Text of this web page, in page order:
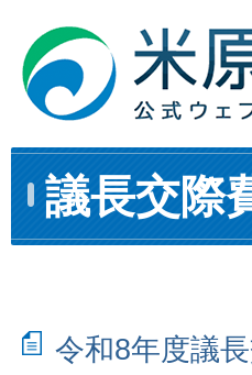
議長交際
令和8年度議